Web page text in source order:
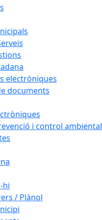
electròniques
documents
i control ambiental
hi
/ Plànol